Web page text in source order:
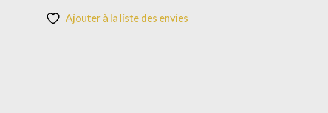
Ajouter à la liste des envies